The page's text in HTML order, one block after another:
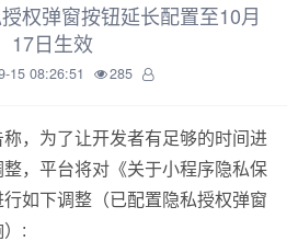
权弹窗按钮延长配置至10月
17日生效
15 08:26:51 285
，为了让开发者有足够的时间进
，平台将对《关于小程序隐私保
如下调整（已配置隐私授权弹窗
: